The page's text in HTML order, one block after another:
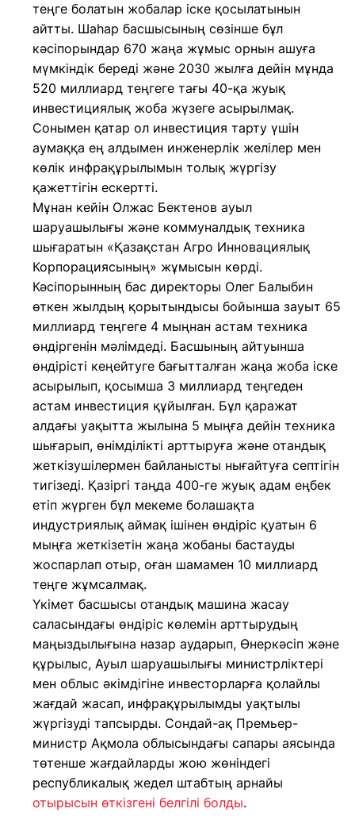
теңге болатын жобалар іске қосылатынын
айтты. Шаһар басшысының сөзінше бұл
кәсіпорындар 670 жаңа жұмыс орнын ашуға
мүмкіндік береді және 2030 жылға дейін мұнда
520 миллиард теңгеге тағы 40-қа жуық
инвестициялық жоба жүзеге асырылмақ.
Сонымен қатар ол инвестиция тарту үшін
аумаққа ең алдымен инженерлік желілер мен
көлік инфрақұрылымын толық жүргізу
қажеттігін ескертті.
Мұнан кейін Олжас Бектенов ауыл
шаруашылығы және коммуналдық техника
шығаратын «Қазақстан Агро Инновациялық
Корпорациясының» жұмысын көрді.
Кәсіпорынның бас директоры Олег Балыбин
өткен жылдың қорытындысы бойынша зауыт 65
миллиард теңгеге 4 мыңнан астам техника
өндіргенін мәлімдеді. Басшының айтуынша
өндірісті кеңейтуге бағытталған жаңа жоба іске
асырылып, қосымша 3 миллиард теңгеден
астам инвестиция құйылған. Бұл қаражат
алдағы уақытта жылына 5 мыңға дейін техника
шығарып, өнімділікті арттыруға және отандық
жеткізушілермен байланысты нығайтуға септігін
тигізеді. Қазіргі таңда 400-ге жуық адам еңбек
етіп жүрген бұл мекеме болашақта
индустриялық аймақ ішінен өндіріс қуатын 6
мыңға жеткізетін жаңа жобаны бастауды
жоспарлап отыр, оған шамамен 10 миллиард
теңге жұмсалмақ.
Үкімет басшысы отандық машина жасау
саласындағы өндіріс көлемін арттырудың
маңыздылығына назар аударып, Өнеркәсіп және
құрылыс, Ауыл шаруашылығы министрліктері
мен облыс әкімдігіне инвесторларға қолайлы
жағдай жасап, инфрақұрылымды уақтылы
жүргізуді тапсырды. Сондай-ақ Премьер-
министр Ақмола облысындағы сапары аясында
төтенше жағдайларды жою жөніндегі
республикалық жедел штабтың арнайы
отырысын өткізгені белгілі болды.